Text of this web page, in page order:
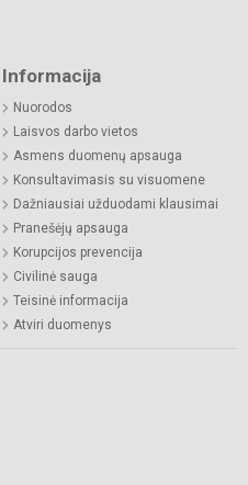
Informacija
Nuorodos
Laisvos darbo vietos
Asmens duomenų apsauga
Konsultavimasis su visuomene
Dažniausiai užduodami klausimai
Pranešėjų apsauga
Korupcijos prevencija
Civilinė sauga
Teisinė informacija
Atviri duomenys